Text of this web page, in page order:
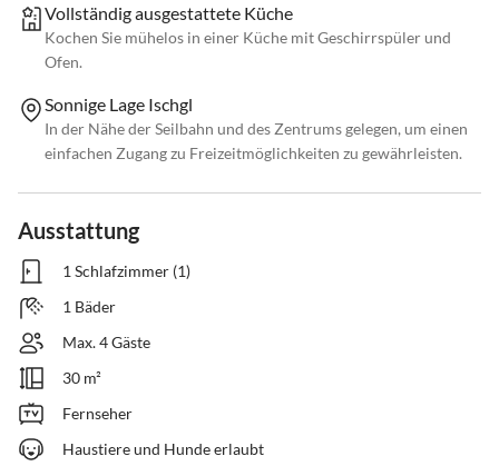
Vollständig ausgestattete Küche
Kochen Sie mühelos in einer Küche mit Geschirrspüler und
Ofen.
Sonnige Lage Ischgl
In der Nähe der Seilbahn und des Zentrums gelegen, um einen
einfachen Zugang zu Freizeitmöglichkeiten zu gewährleisten.
Ausstattung
1 Schlafzimmer (1)
1 Bäder
Max. 4 Gäste
30 m²
Fernseher
Haustiere und Hunde erlaubt